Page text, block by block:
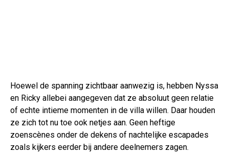
Hoewel de spanning zichtbaar aanwezig is, hebben Nyssa
en Ricky allebei aangegeven dat ze absoluut geen relatie
of echte intieme momenten in de villa willen. Daar houden
ze zich tot nu toe ook netjes aan. Geen heftige
zoenscènes onder de dekens of nachtelijke escapades
zoals kijkers eerder bij andere deelnemers zagen.